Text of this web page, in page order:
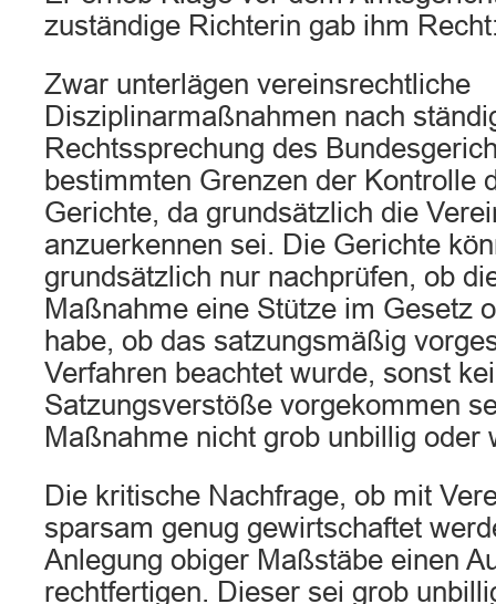
zuständige Richterin gab ihm
Zwar unterlägen vereinsrechtliche
Disziplinarmaßnahmen nach
Rechtssprechung des
bestimmten Grenzen der Kontrolle
Gerichte, da grundsätzlich die
anzuerkennen sei. Die Gerichte
grundsätzlich nur nachprüfen, ob
Maßnahme eine Stütze im Gesetz
habe, ob das satzungsmäßig
Verfahren beachtet wurde, sonst
Satzungsverstöße vorgekommen
Maßnahme nicht grob unbillig oder
Die kritische Nachfrage, ob mit
sparsam genug gewirtschaftet
Anlegung obiger Maßstäbe einen
rechtfertigen. Dieser sei grob